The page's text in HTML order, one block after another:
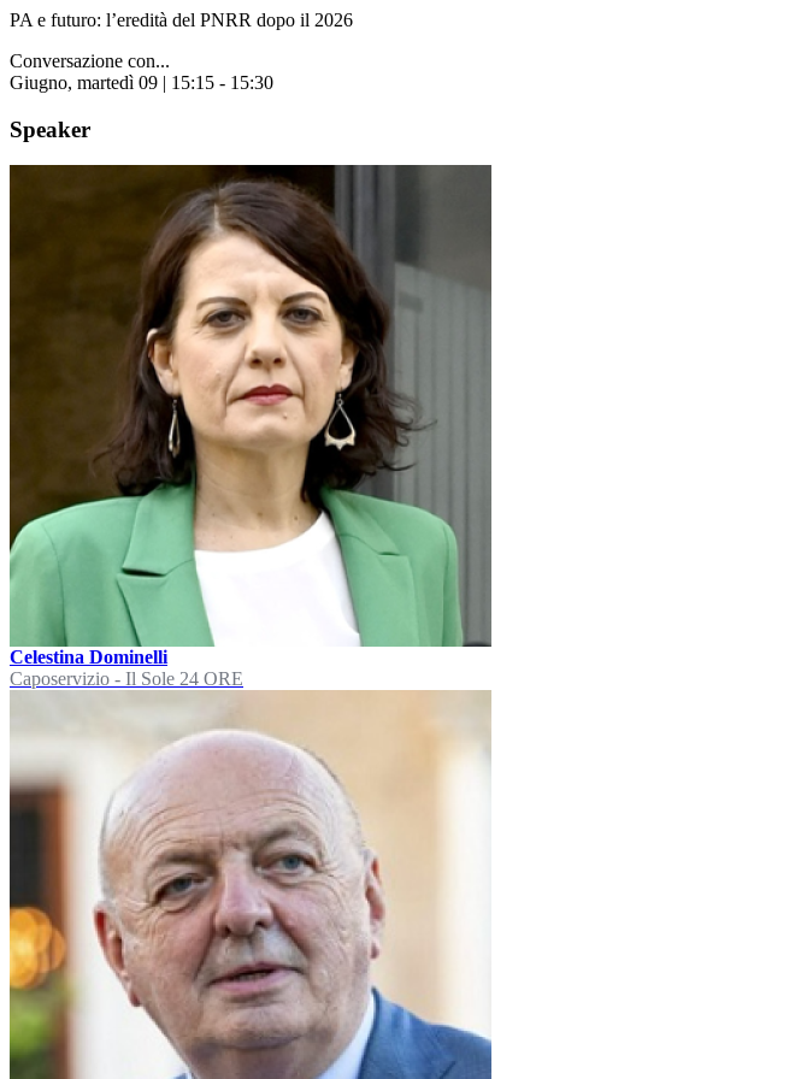
PA e futuro: l’eredità del PNRR dopo il 2026
Conversazione con...
Giugno, martedì 09 | 15:15 - 15:30
Speaker
Celestina Dominelli
Caposervizio - Il Sole 24 ORE